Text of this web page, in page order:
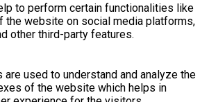
to perform certain functionalities like
the website on social media platforms,
other third-party features.
used to understand and analyze the
of the website which helps in